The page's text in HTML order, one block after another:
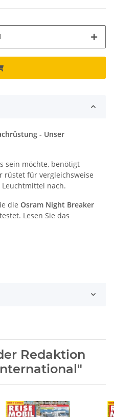
- Unser
sein möchte, benötigt
rüstet für vergleichsweise
nach.
die Osram Night Breaker
Lesen Sie das
Redaktion